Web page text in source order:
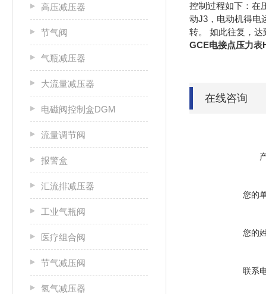
高压减压器
节气阀
气瓶减压器
大流量减压器
电磁阀控制盒DGM
流量调节阀
报警盒
汇流排减压器
工业气瓶阀
医疗组合阀
节气减压阀
氢气减压器
控制过程如下：在
动J3，电动机得电
转。 如此往复，
GCE电接点压力表
在线咨询
您的
您的
联系